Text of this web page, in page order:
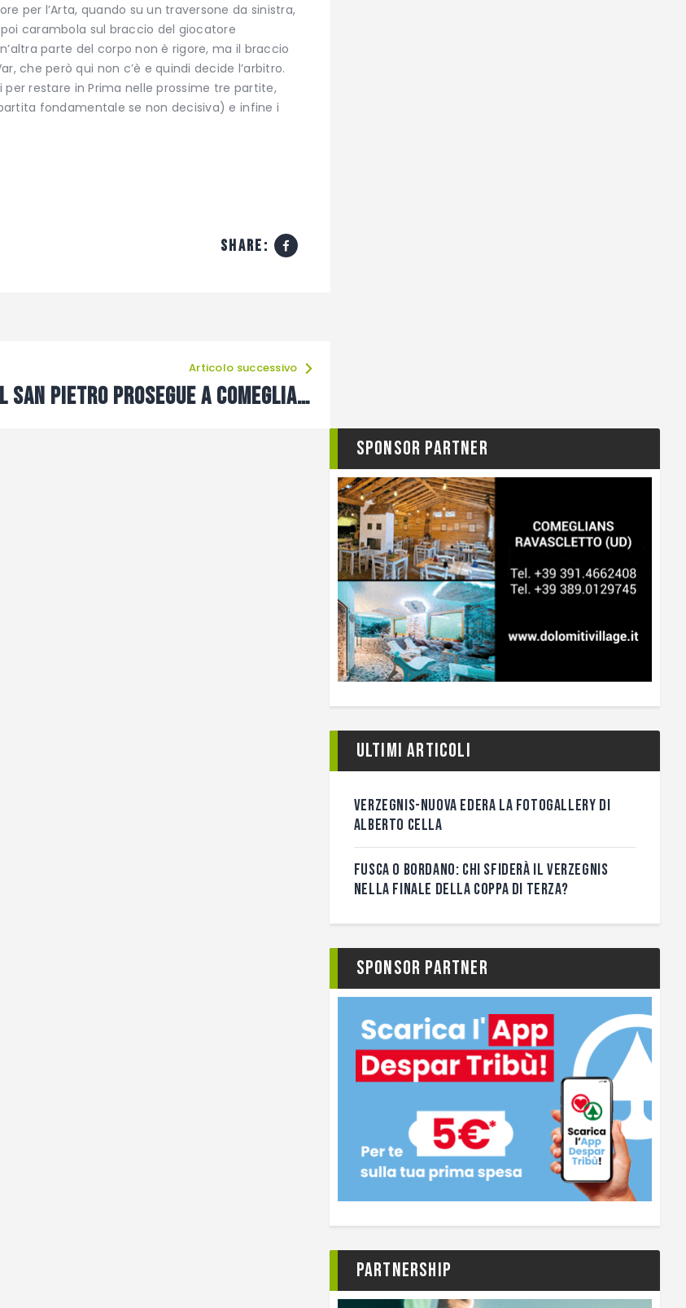
per l’Arta, quando su un traversone da sinistra,
carambola sul braccio del giocatore
parte del corpo non è rigore, ma il braccio
che però qui non c’è e quindi decide l’arbitro.
per restare in Prima nelle prossime tre partite,
fondamentale se non decisiva) e infine i
share:
Articolo successivo
Il San Pietro prosegue a Comeglians la striscia positiva
Sponsor Partner
Ultimi articoli
VERZEGNIS-NUOVA EDERA LA FOTOGALLERY DI
ALBERTO CELLA
FUSCA O BORDANO: CHI SFIDERÀ IL VERZEGNIS
NELLA FINALE DELLA COPPA DI TERZA?
Sponsor Partner
Partnership